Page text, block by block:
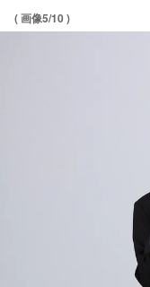
( 画像5/10 )